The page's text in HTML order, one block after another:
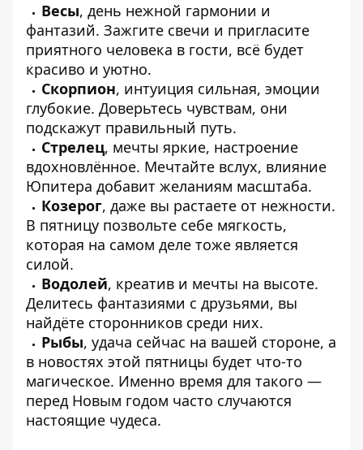
Весы, день нежной гармонии и
фантазий. Зажгите свечи и пригласите
приятного человека в гости, всё будет
красиво и уютно.
Скорпион, интуиция сильная, эмоции
глубокие. Доверьтесь чувствам, они
подскажут правильный путь.
Стрелец, мечты яркие, настроение
вдохновлённое. Мечтайте вслух, влияние
Юпитера добавит желаниям масштаба.
Козерог, даже вы растаете от нежности.
В пятницу позвольте себе мягкость,
которая на самом деле тоже является
силой.
Водолей, креатив и мечты на высоте.
Делитесь фантазиями с друзьями, вы
найдёте сторонников среди них.
Рыбы, удача сейчас на вашей стороне, а
в новостях этой пятницы будет что-то
магическое. Именно время для такого —
перед Новым годом часто случаются
настоящие чудеса.